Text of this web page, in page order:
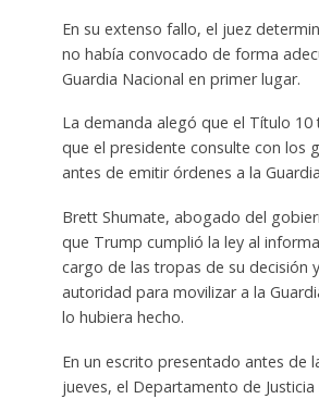
En su extenso fallo, el juez
no había convocado de forma
Guardia Nacional en primer lugar.
La demanda alegó que el Título 10
que el presidente consulte con los
antes de emitir órdenes a la
Brett Shumate, abogado del
que Trump cumplió la ley al
cargo de las tropas de su decisión
autoridad para movilizar a la
lo hubiera hecho.
En un escrito presentado antes de
jueves, el Departamento de